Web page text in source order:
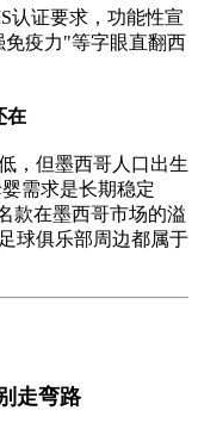
认证要求，功能性宣
疫力"等字眼直翻西
在
，但墨西哥人口出生
需求是长期稳定
款在墨西哥市场的溢
球俱乐部周边都属于
走弯路